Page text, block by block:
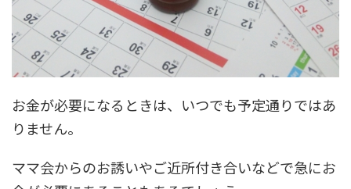
お金が必要になるときは、いつでも予定通りではあ
りません。
ママ会からのお誘いやご近所付き合いなどで急にお